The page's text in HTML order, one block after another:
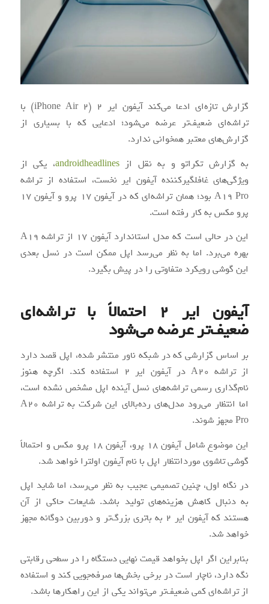
گزارش تازه‌ای ادعا می‌کند آیفون ایر 2 (iPhone Air 2) با
تراشه‌ای ضعیف‌تر عرضه می‌شود؛ ادعایی که با بسیاری از
گزارش‌های معتبر همخوانی ندارد.
به گزارش تکراتو و به نقل ازandroidheadlines، یکی از
ویژگی‌های غافلگیرکننده آیفون ایر نخست، استفاده از تراشه
A19 Pro بود؛ همان تراشه‌ای که در آیفون ۱۷ پرو و آیفون ۱۷
پرو مکس به کار رفته است.
این در حالی است که مدل استاندارد آیفون ۱۷ از تراشه A19
بهره می‌برد. اما به نظر می‌رسد اپل ممکن است در نسل بعدی
این گوشی رویکرد متفاوتی را در پیش بگیرد.
آیفون ایر 2 احتمالاً با تراشه‌ای
ضعیف‌تر عرضه می‌شود
بر اساس گزارشی که در شبکه ناور منتشر شده، اپل قصد دارد
از تراشه A20 در آیفون ایر 2 استفاده کند. اگرچه هنوز
نام‌گذاری رسمی تراشه‌های نسل آینده اپل مشخص نشده است،
اما انتظار می‌رود مدل‌های رده‌بالای این شرکت به تراشه A20
Pro مجهز شوند.
این موضوع شامل آیفون ۱۸ پرو، آیفون ۱۸ پرو مکس و احتمالاً
گوشی تاشوی موردانتظار اپل با نام آیفون اولترا خواهد شد.
در نگاه اول، چنین تصمیمی عجیب به نظر می‌رسد، اما شاید اپل
به دنبال کاهش هزینه‌های تولید باشد. شایعات حاکی از آن
هستند که آیفون ایر 2 به باتری بزرگ‌تر و دوربین دوگانه مجهز
خواهد شد.
بنابراین اگر اپل بخواهد قیمت نهایی دستگاه را در سطحی رقابتی
نگه دارد، ناچار است در برخی بخش‌ها صرفه‌جویی کند و استفاده
از تراشه‌ای کمی ضعیف‌تر می‌تواند یکی از این راهکارها باشد.